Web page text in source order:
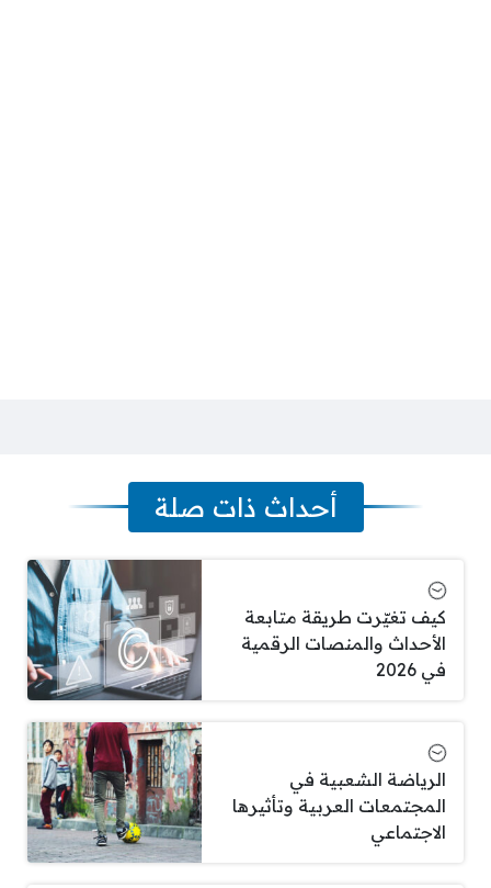
أحداث ذات صلة
كيف تغيّرت طريقة متابعة
الأحداث والمنصات الرقمية
في 2026
الرياضة الشعبية في
المجتمعات العربية وتأثيرها
الاجتماعي